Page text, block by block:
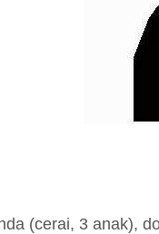
(cerai, 3 anak),